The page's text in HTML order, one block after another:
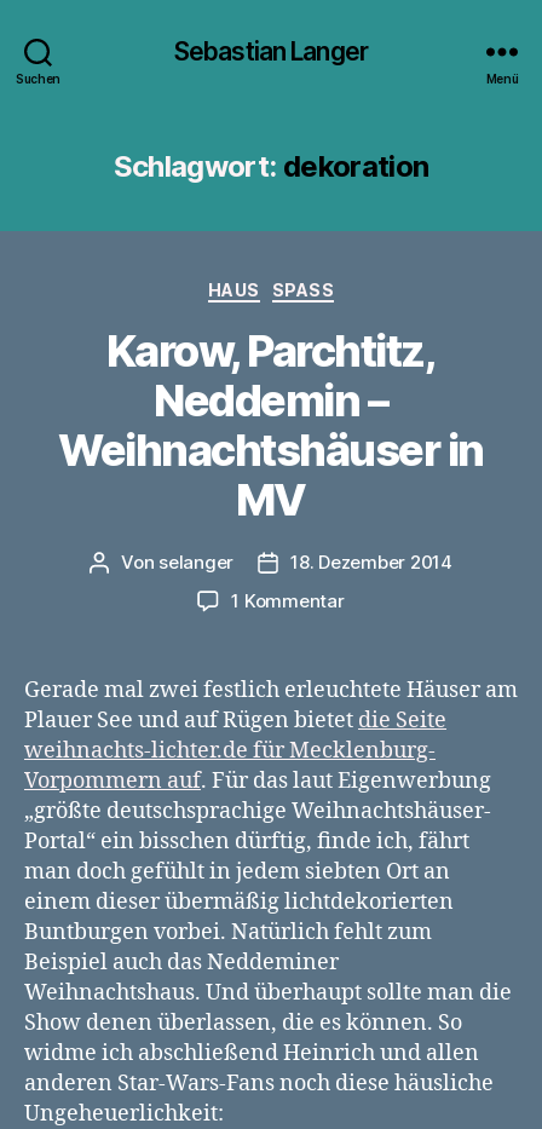
Suchen
Sebastian Langer
Menü
Schlagwort: dekoration
Kategorien
HAUS SPASS
Karow, Parchtitz,
Neddemin –
Weihnachtshäuser in
MV
Beitragsautor
Von selanger Veröffentlichungsdatum
18. Dezember 2014
1 Kommentarzu
Neddemin
Weihnachtshäuser
in
MV
Gerade mal zwei festlich erleuchtete Häuser am
Plauer See und auf Rügen bietet die Seite
weihnachts-lichter.de für Mecklenburg-
Vorpommern auf. Für das laut Eigenwerbung
„größte deutschsprachige Weihnachtshäuser-
Portal“ ein bisschen dürftig, finde ich, fährt
man doch gefühlt in jedem siebten Ort an
einem dieser übermäßig lichtdekorierten
Buntburgen vorbei. Natürlich fehlt zum
Beispiel auch das Neddeminer
Weihnachtshaus. Und überhaupt sollte man die
Show denen überlassen, die es können. So
widme ich abschließend Heinrich und allen
anderen Star-Wars-Fans noch diese häusliche
Ungeheuerlichkeit: